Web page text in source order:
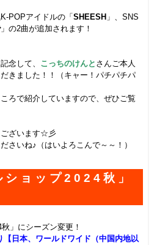
POPアイドルの「SHEESH 」、SNS
」の2曲が追加されます！
念して、 こっちのけんと さんご本人
きました！！（キャー！パチパチパ
ろで紹介していますので、ぜひご覧
ございます☆彡
さいね♪（はいよろこんで～～！）
ョップ2024秋」
」にシーズン変更！
【日本、ワールドワイド（中国内地以